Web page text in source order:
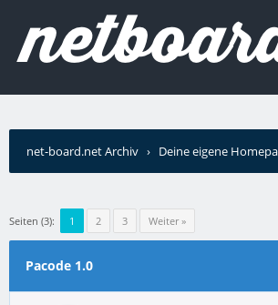
net-board.net Archiv › Deine eigene
Seiten (3): 1 2 3 Weiter »
Pacode 1.0